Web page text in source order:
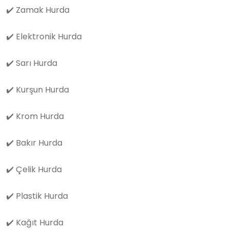
✔️ Zamak Hurda
✔️ Elektronik Hurda
✔️ Sarı Hurda
✔️ Kurşun Hurda
✔️ Krom Hurda
✔️ Bakır Hurda
✔️ Çelik Hurda
✔️ Plastik Hurda
✔️ Kağıt Hurda